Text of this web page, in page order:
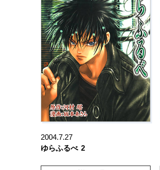
2004.7.27
ゆらふるべ 2